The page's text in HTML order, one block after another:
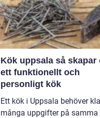
Kök uppsala så skapar du
ett funktionellt och
personligt kök
Ett kök i Uppsala behöver
många uppgifter på samma